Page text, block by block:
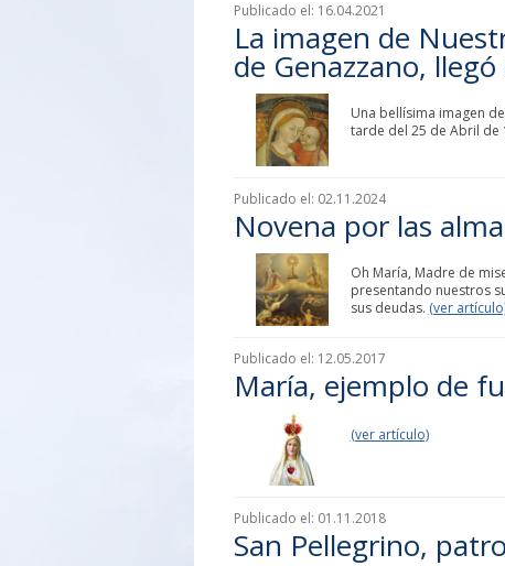
Publicado el: 16.04.2021
La imagen de
de Genazzano,
Una bellísima imagen
tarde del 25 de Abril de
Publicado el: 02.11.2024
Novena por las
Oh María, Madre de
presentando nuestros
sus deudas. (ver
Publicado el: 12.05.2017
María, ejemplo de
(ver artículo)
Publicado el: 01.11.2018
San Pellegrino,